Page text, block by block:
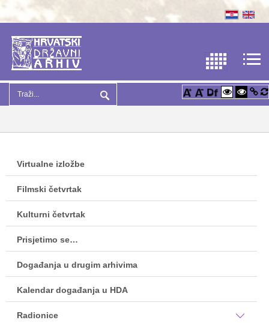
Virtualne izložbe
Filmski četvrtak
Kulturni četvrtak
Prisjetimo se…
Događanja u drugim arhivima
Kalendar događanja u HDA
Radionice